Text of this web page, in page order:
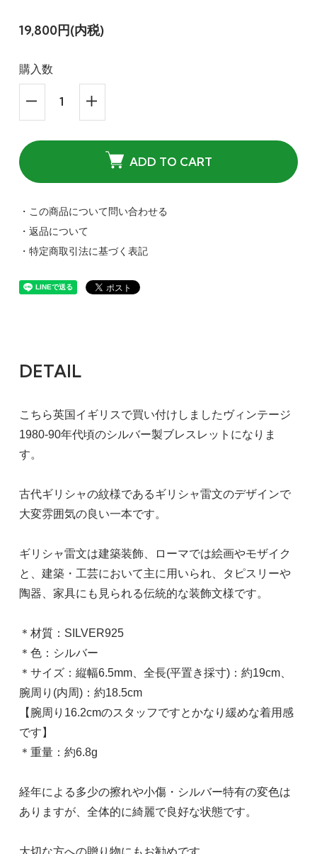
19,800円(内税)
購入数
ADD TO CART
・この商品について問い合わせる
・返品について
・特定商取引法に基づく表記
DETAIL
こちら英国イギリスで買い付けしましたヴィンテージ
1980-90年代頃のシルバー製ブレスレットになりま
す。
古代ギリシャの紋様であるギリシャ雷文のデザインで
大変雰囲気の良い一本です。
ギリシャ雷文は建築装飾、ローマでは絵画やモザイク
と、建築・工芸において主に用いられ、タピスリーや
陶器、家具にも見られる伝統的な装飾文様です。
＊材質：SILVER925
＊色：シルバー
＊サイズ：縦幅6.5mm、全長(平置き採寸)：約19cm、
腕周り(内周)：約18.5cm
【腕周り16.2cmのスタッフですとかなり緩めな着用感
です】
＊重量：約6.8g
経年による多少の擦れや小傷・シルバー特有の変色は
ありますが、全体的に綺麗で良好な状態です。
大切な方への贈り物にもお勧めです。